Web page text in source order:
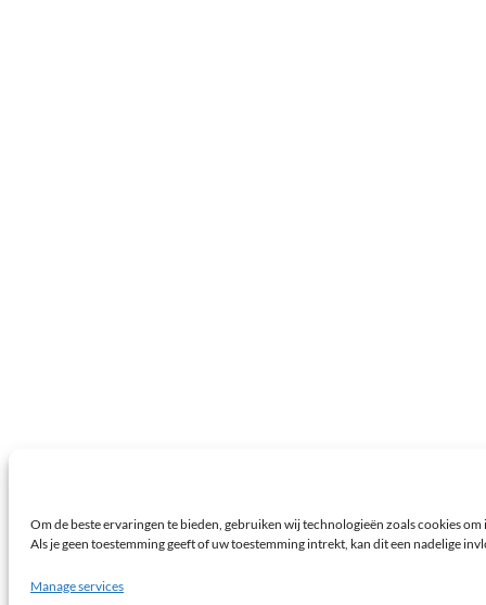
Om de beste ervaringen te bieden, gebruiken wij technologieën zoals cookies
Als je geen toestemming geeft of uw toestemming intrekt, kan dit een nadelige
Manage services